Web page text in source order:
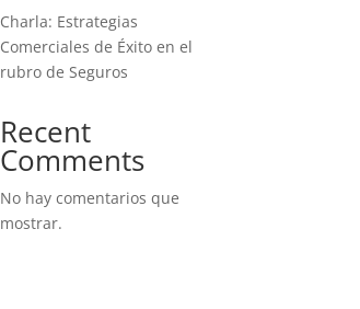
Charla: Estrategias
Comerciales de Éxito en el
rubro de Seguros
Recent
Comments
No hay comentarios que
mostrar.